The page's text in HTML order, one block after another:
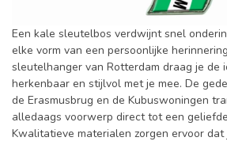
Een kale sleutelbos verdwijnt snel
elke vorm van een persoonlijke
sleutelhanger van Rotterdam draag je de
herkenbaar en stijlvol met je mee. De
de Erasmusbrug en de Kubuswoningen
alledaags voorwerp direct tot een
Kwalitatieve materialen zorgen ervoor